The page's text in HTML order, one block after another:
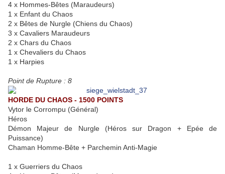
4 x Hommes-Bêtes (Maraudeurs)
1 x Enfant du Chaos
2 x Bêtes de Nurgle (Chiens du Chaos)
3 x Cavaliers Maraudeurs
2 x Chars du Chaos
1 x Chevaliers du Chaos
1 x Harpies
Point de Rupture : 8
HORDE DU CHAOS - 1500 POINTS
Vytor le Corrompu (Général)
Héros
Démon Majeur de Nurgle (Héros sur Dragon + Epée de
Puissance)
Chaman Homme-Bête + Parchemin Anti-Magie
1 x Guerriers du Chaos